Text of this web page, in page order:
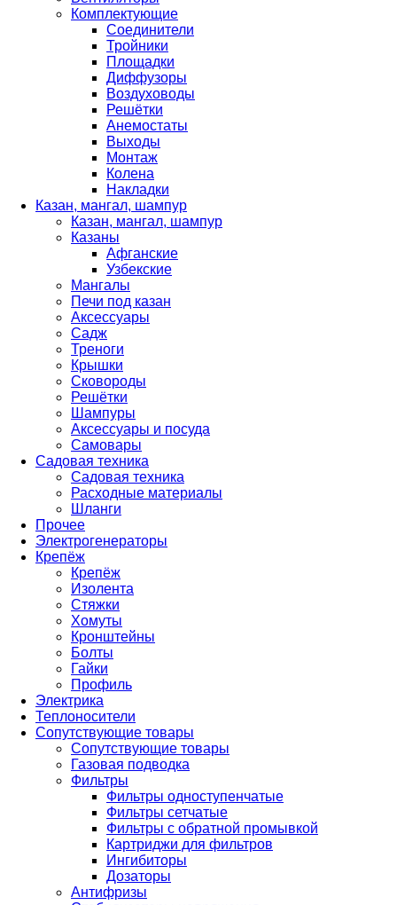
Комплектующие
Соединители
Тройники
Площадки
Диффузоры
Воздуховоды
Решётки
Анемостаты
Выходы
Монтаж
Колена
Накладки
Казан, мангал, шампур
Казан, мангал, шампур
Казаны
Афганские
Узбекские
Мангалы
Печи под казан
Аксессуары
Садж
Треноги
Крышки
Сковороды
Решётки
Шампуры
Аксессуары и посуда
Самовары
Садовая техника
Садовая техника
Расходные материалы
Шланги
Прочее
Электрогенераторы
Крепёж
Крепёж
Изолента
Стяжки
Хомуты
Кронштейны
Болты
Гайки
Профиль
Электрика
Теплоносители
Сопутствующие товары
Сопутствующие товары
Газовая подводка
Фильтры
Фильтры одноступенчатые
Фильтры сетчатые
Фильтры с обратной промывкой
Картриджи для фильтров
Ингибиторы
Дозаторы
Антифризы